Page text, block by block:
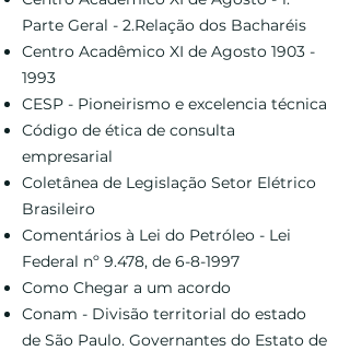
Parte Geral - 2.Relação dos Bacharéis
Centro Acadêmico XI de Agosto 1903 -
1993
CESP - Pioneirismo e excelencia técnica
Código de ética de consulta
empresarial
Coletânea de Legislação Setor Elétrico
Brasileiro
Comentários à Lei do Petróleo - Lei
Federal nº 9.478, de 6-8-1997
Como Chegar a um acordo
Conam - Divisão territorial do estado
de São Paulo. Governantes do Estato de